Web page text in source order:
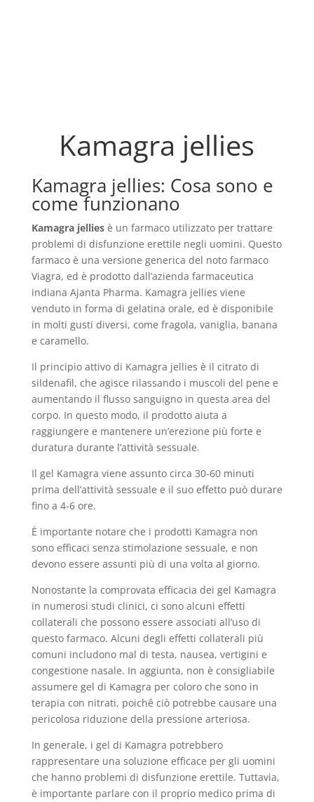
Kamagra jellies
Kamagra jellies: Cosa sono e
come funzionano
Kamagra jelliesè un farmaco utilizzato per trattare
problemi di disfunzione erettile negli uomini. Questo
farmaco è una versione generica del noto farmaco
Viagra, ed è prodotto dall’azienda farmaceutica
indiana Ajanta Pharma. Kamagra jellies viene
venduto in forma di gelatina orale, ed è disponibile
in molti gusti diversi, come fragola, vaniglia, banana
e caramello.
Il principio attivo di Kamagra jellies è il citrato di
sildenafil, che agisce rilassando i muscoli del pene e
aumentando il flusso sanguigno in questa area del
corpo. In questo modo, il prodotto aiuta a
raggiungere e mantenere un’erezione più forte e
duratura durante l’attività sessuale.
Il gel Kamagra viene assunto circa 30-60 minuti
prima dell’attività sessuale e il suo effetto può durare
fino a 4-6 ore.
È importante notare che i prodotti Kamagra non
sono efficaci senza stimolazione sessuale, e non
devono essere assunti più di una volta al giorno.
Nonostante la comprovata efficacia dei gel Kamagra
in numerosi studi clinici, ci sono alcuni effetti
collaterali che possono essere associati all’uso di
questo farmaco. Alcuni degli effetti collaterali più
comuni includono mal di testa, nausea, vertigini e
congestione nasale. In aggiunta, non è consigliabile
assumere gel di Kamagra per coloro che sono in
terapia con nitrati, poichê ciò potrebbe causare una
pericolosa riduzione della pressione arteriosa.
In generale, i gel di Kamagra potrebbero
rappresentare una soluzione efficace per gli uomini
che hanno problemi di disfunzione erettile. Tuttavia,
è importante parlare con il proprio medico prima di